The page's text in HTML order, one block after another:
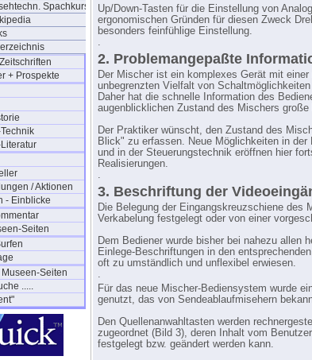
Spachkurs
+ Prospekte
/ Aktionen
- Einblicke
Seiten
Museen-Seiten
.....
Up/Down-Tasten für die Einstellung von
ergonomischen Gründen für diesen Zweck
besonders feinfühlige Einstellung.
.
2. Problemangepaßte
Der Mischer ist ein komplexes Gerät mit einer
unbegrenzten Vielfalt von
Daher hat die schnelle Information des
augenblicklichen Zustand des Mischers große
Der Praktiker wünscht, den Zustand des
Blick" zu erfassen. Neue Möglichkeiten in der
und in der Steuerungstechnik eröffnen hier
Realisierungen.
.
3. Beschriftung der
Die Belegung der Eingangskreuzschiene des
Verkabelung festgelegt oder von einer
Dem Bediener wurde bisher bei nahezu allen
Einlege-Beschriftungen in den
oft zu umständlich und unflexibel erwiesen.
.
Für das neue Mischer-Bediensystem wurde
genutzt, das von Sendeablaufmisehern
Den Quellenanwahltasten werden
zugeordnet (Bild 3), deren Inhalt vom
festgelegt bzw. geändert werden kann.